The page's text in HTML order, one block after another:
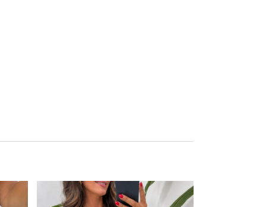
Este producto tiene múltiples variantes. Las opciones se pueden elegir en la página de producto Este producto tiene múltiples variantes. Las opciones se pueden elegir en la página de producto